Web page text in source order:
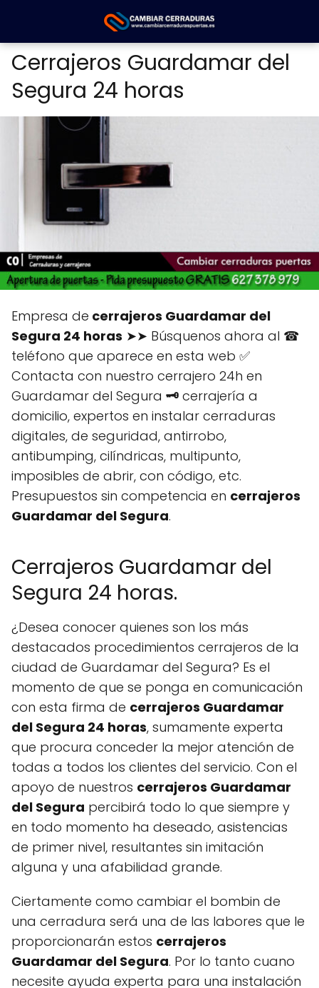
Cerrajeros Guardamar del
Segura 24 horas
Empresa de cerrajeros Guardamar del
Segura 24 horas ➤➤ Búsquenos ahora al ☎
teléfono que aparece en esta web ✅
Contacta con nuestro cerrajero 24h en
Guardamar del Segura 🗝️ cerrajería a
domicilio, expertos en instalar cerraduras
digitales, de seguridad, antirrobo,
antibumping, cilíndricas, multipunto,
imposibles de abrir, con código, etc.
Presupuestos sin competencia en cerrajeros
Guardamar del Segura.
Cerrajeros Guardamar del
Segura 24 horas.
¿Desea conocer quienes son los más
destacados procedimientos cerrajeros de la
ciudad de Guardamar del Segura? Es el
momento de que se ponga en comunicación
con esta firma de cerrajeros Guardamar
del Segura 24 horas, sumamente experta
que procura conceder la mejor atención de
todas a todos los clientes del servicio. Con el
apoyo de nuestros cerrajeros Guardamar
del Segura percibirá todo lo que siempre y
en todo momento ha deseado, asistencias
de primer nivel, resultantes sin imitación
alguna y una afabilidad grande.
Ciertamente como cambiar el bombin de
una cerradura será una de las labores que le
proporcionarán estos cerrajeros
Guardamar del Segura. Por lo tanto cuano
necesite ayuda experta para una instalación